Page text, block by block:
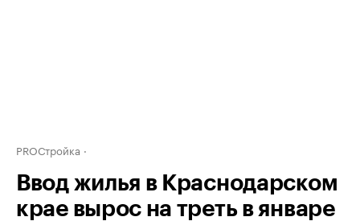
PROСтройка
Ввод жилья в Краснодарском
крае вырос на треть в январе